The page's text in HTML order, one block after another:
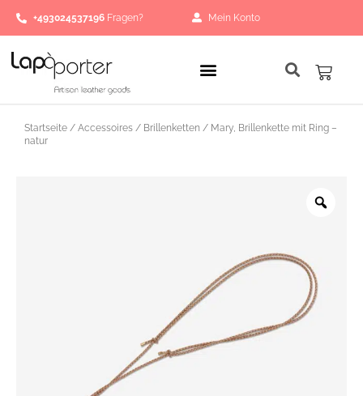
Inhalt
springen
+493024537196 Fragen? Mein Konto
Startseite / Accessoires / Brillenketten / Mary, Brillenkette mit Ring –
natur